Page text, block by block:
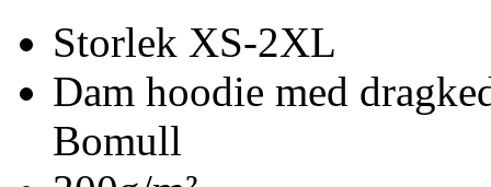
Storlek XS-2XL
Dam hoodie med
Bomull